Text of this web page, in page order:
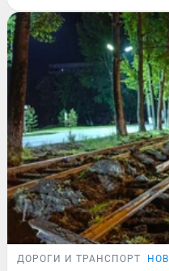
ДОРОГИ И ТРАНСПОРТ